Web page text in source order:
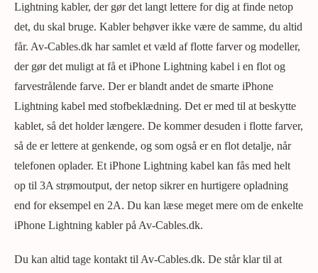
Lightning kabler, der gør det langt lettere for dig at finde netop
det, du skal bruge. Kabler behøver ikke være de samme, du altid
får. Av-Cables.dk har samlet et væld af flotte farver og modeller,
der gør det muligt at få et iPhone Lightning kabel i en flot og
farvestrålende farve. Der er blandt andet de smarte iPhone
Lightning kabel med stofbeklædning. Det er med til at beskytte
kablet, så det holder længere. De kommer desuden i flotte farver,
så de er lettere at genkende, og som også er en flot detalje, når
telefonen oplader. Et iPhone Lightning kabel kan fås med helt
op til 3A strømoutput, der netop sikrer en hurtigere opladning
end for eksempel en 2A. Du kan læse meget mere om de enkelte
iPhone Lightning kabler på Av-Cables.dk.
Du kan altid tage kontakt til Av-Cables.dk. De står klar til at